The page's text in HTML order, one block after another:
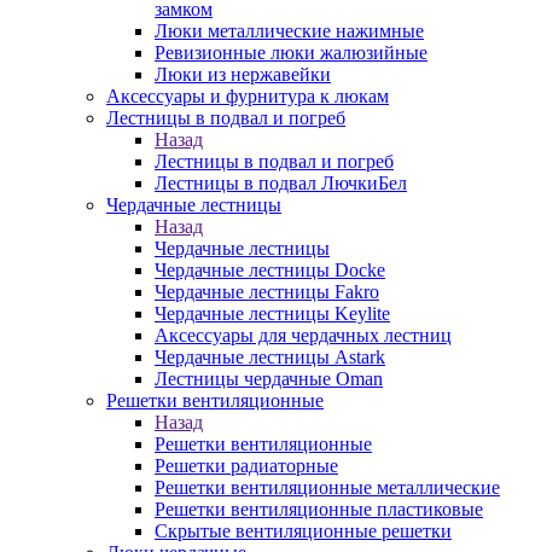
замком
Люки металлические нажимные
Ревизионные люки жалюзийные
Люки из нержавейки
Аксессуары и фурнитура к люкам
Лестницы в подвал и погреб
Назад
Лестницы в подвал и погреб
Лестницы в подвал ЛючкиБел
Чердачные лестницы
Назад
Чердачные лестницы
Чердачные лестницы Docke
Чердачные лестницы Fakro
Чердачные лестницы Keylite
Аксессуары для чердачных лестниц
Чердачные лестницы Astark
Лестницы чердачные Oman
Решетки вентиляционные
Назад
Решетки вентиляционные
Решетки радиаторные
Решетки вентиляционные металлические
Решетки вентиляционные пластиковые
Скрытые вентиляционные решетки